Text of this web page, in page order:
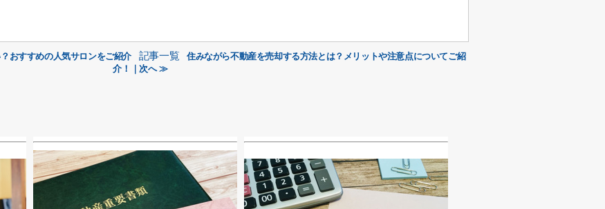
おすすめの人気サロンをご紹介 記事一覧
住みながら不動産を売却する方法とは？メリットや注意点についてご紹
介！｜次へ ≫